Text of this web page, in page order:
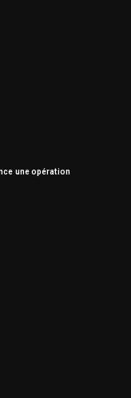
une opération